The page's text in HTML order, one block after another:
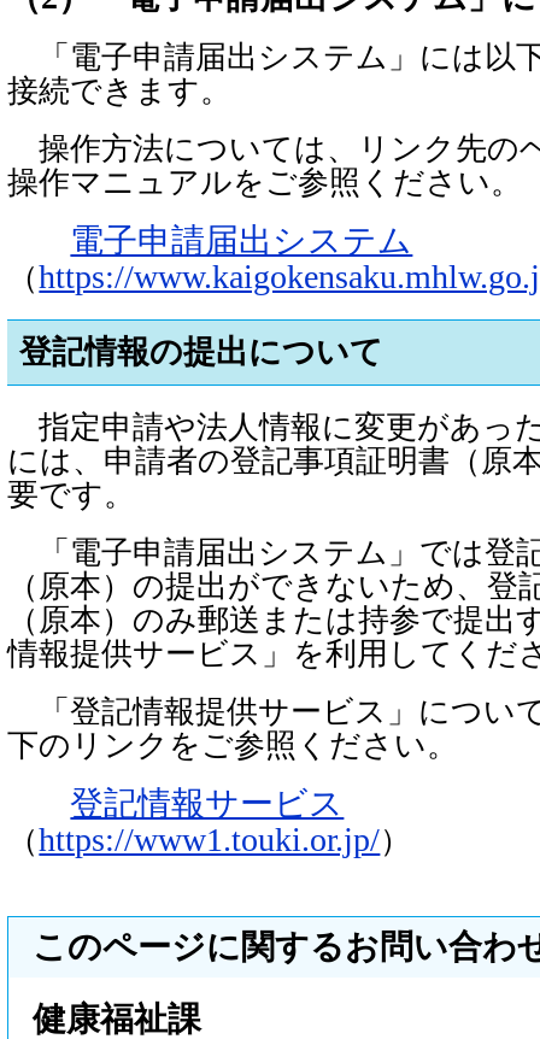
「電子申請届出システム」には以
接続できます。
操作方法については、リンク先の
操作マニュアルをご参照ください。
電子申請届出システム
（https://
登記情報の提出について
指定申請や法人情報に変更があっ
には、申請者の登記事項証明書（原
要です。
「電子申請届出システム」では登
（原本）の提出ができないため、登
（原本）のみ郵送または持参で提出
情報提供サービス」を利用してくだ
「登記情報提供サービス」につい
下のリンクをご参照ください。
登記情報サービス
（https://www1.touki.or.jp/）
このページに関するお問い合わ
健康福祉課